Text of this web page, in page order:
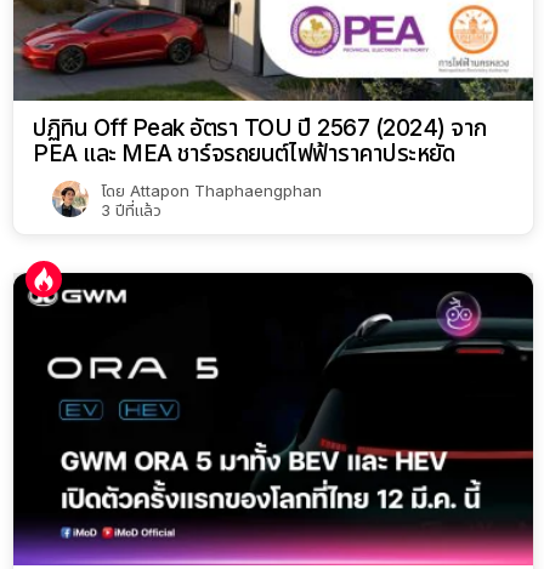
ปฏิทิน Off Peak อัตรา TOU ปี 2567 (2024) จาก
PEA และ MEA ชาร์จรถยนต์ไฟฟ้าราคาประหยัด
โดย Attapon Thaphaengphan
3 ปีที่แล้ว